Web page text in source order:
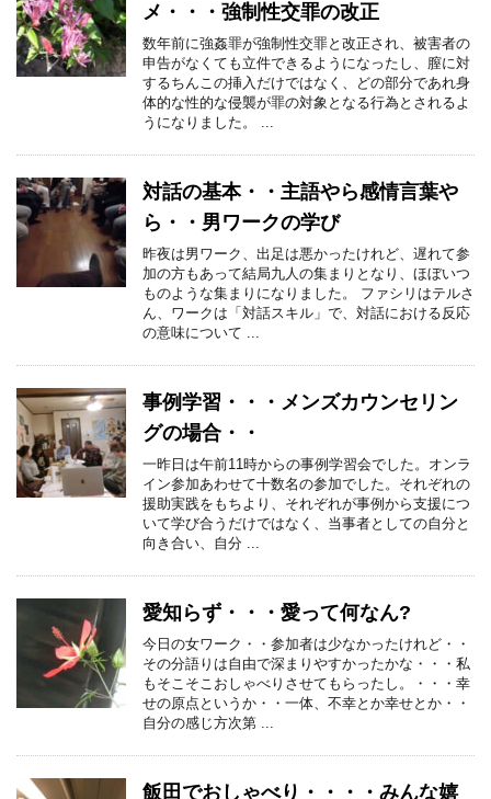
メ・・・強制性交罪の改正
数年前に強姦罪が強制性交罪と改正され、被害者の
申告がなくても立件できるようになったし、膣に対
するちんこの挿入だけではなく、どの部分であれ身
体的な性的な侵襲が罪の対象となる行為とされるよ
うになりました。 ...
対話の基本・・主語やら感情言葉や
ら・・男ワークの学び
昨夜は男ワーク、出足は悪かったけれど、遅れて参
加の方もあって結局九人の集まりとなり、ほぼいつ
ものような集まりになりました。 ファシリはテルさ
ん、ワークは「対話スキル」で、対話における反応
の意味について ...
事例学習・・・メンズカウンセリン
グの場合・・
一昨日は午前11時からの事例学習会でした。オンラ
イン参加あわせて十数名の参加でした。それぞれの
援助実践をもちより、それぞれが事例から支援につ
いて学び合うだけではなく、当事者としての自分と
向き合い、自分 ...
愛知らず・・・愛って何なん?
今日の女ワーク・・参加者は少なかったけれど・・
その分語りは自由で深まりやすかったかな・・・私
もそこそこおしゃべりさせてもらったし。・・・幸
せの原点というか・・一体、不幸とか幸せとか・・
自分の感じ方次第 ...
飯田でおしゃべり・・・・みんな嬉